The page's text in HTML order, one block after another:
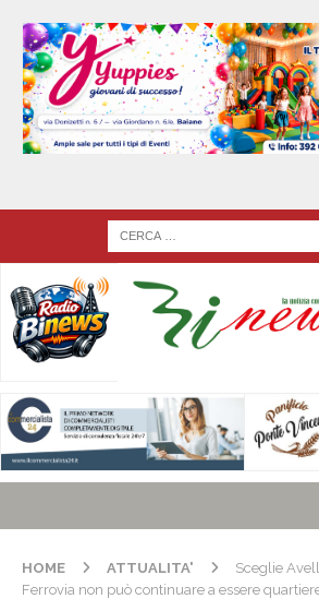
HOME ATTUALITA'
Sceglie
Ferrovia non può continuare a essere